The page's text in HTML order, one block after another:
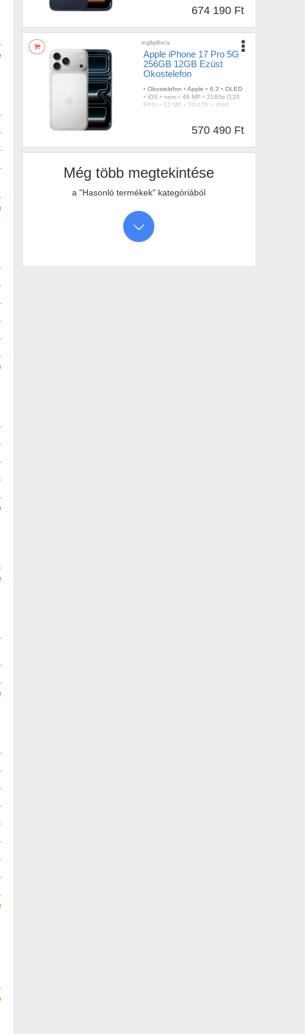
674 190 Ft
mg8g4hx/a
Apple iPhone 17 Pro 5G
256GB 12GB Ezüst
Okostelefon
• Okostelefon • Apple • 6.3 • OLED
• iOS • nem • 48 MP • 2160p (120
FPS) • 12 MP • 5G/LTE • IP68
570 490 Ft
Még több megtekintése
a "Hasonló termékek" kategóriából